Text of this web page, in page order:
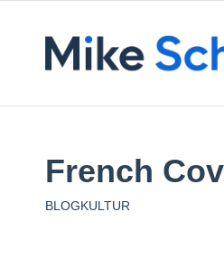
French
BLOGKULTUR